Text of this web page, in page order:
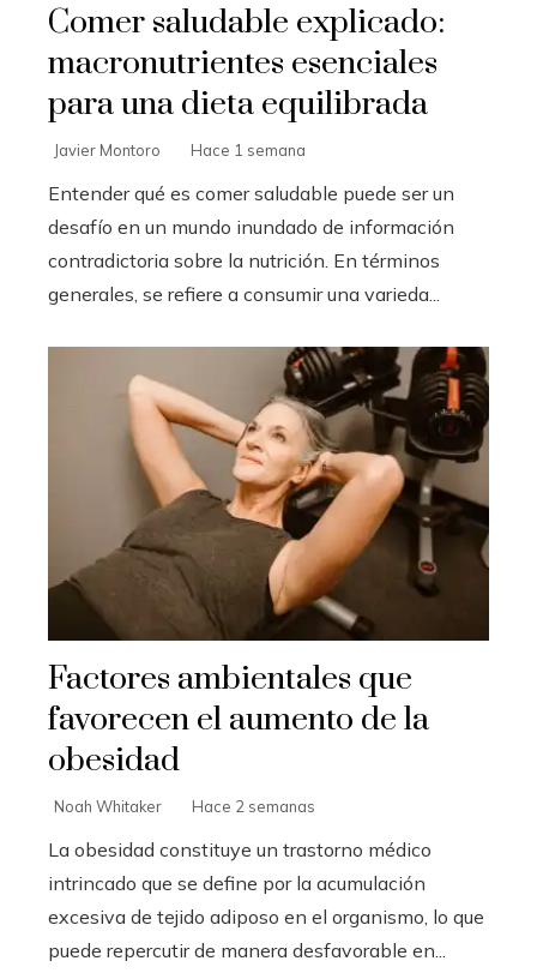
Comer saludable explicado:
macronutrientes esenciales
para una dieta equilibrada
Javier Montoro Hace 1 semana
Entender qué es comer saludable puede ser un
desafío en un mundo inundado de información
contradictoria sobre la nutrición. En términos
generales, se refiere a consumir una varieda...
Factores ambientales que
favorecen el aumento de la
obesidad
Noah Whitaker Hace 2 semanas
La obesidad constituye un trastorno médico
intrincado que se define por la acumulación
excesiva de tejido adiposo en el organismo, lo que
puede repercutir de manera desfavorable en...